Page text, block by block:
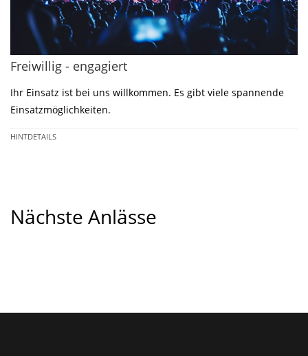
Freiwillig - engagiert
Ihr Einsatz ist bei uns willkommen. Es gibt viele spannende
Einsatzmöglichkeiten.
HINTDETAILS
Nächste Anlässe